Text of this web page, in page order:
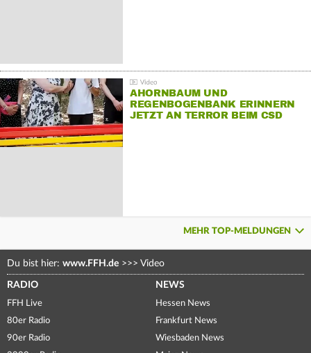
AHORNBAUM UND
REGENBOGENBANK ERINNERN
JETZT AN TERROR BEIM CSD
MEHR TOP-MELDUNGEN
Du bist hier: www.FFH.de >>> Video
RADIO
FFH Live
80er Radio
90er Radio
NEWS
Hessen News
Frankfurt News
Wiesbaden News